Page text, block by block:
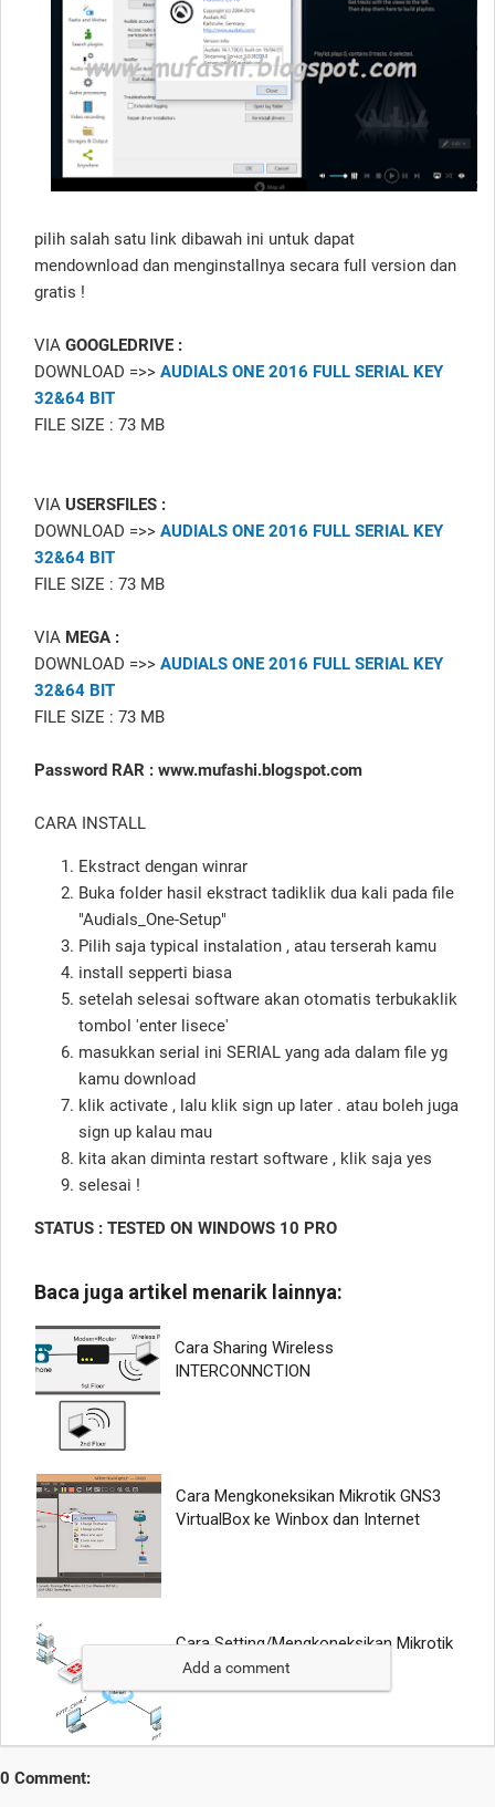
pilih salah satu link dibawah ini untuk dapat
mendownload dan menginstallnya secara full version dan
gratis !
VIA GOOGLEDRIVE :
DOWNLOAD =>> AUDIALS ONE 2016 FULL SERIAL KEY
32&64 BIT
FILE SIZE : 73 MB
VIA USERSFILES :
DOWNLOAD =>> AUDIALS ONE 2016 FULL SERIAL KEY
32&64 BIT
FILE SIZE : 73 MB
VIA MEGA :
DOWNLOAD =>> AUDIALS ONE 2016 FULL SERIAL KEY
32&64 BIT
FILE SIZE : 73 MB
Password RAR : www.mufashi.blogspot.com
CARA INSTALL
Ekstract dengan winrar
Buka folder hasil ekstract tadiklik dua kali pada file
"Audials_One-Setup"
Pilih saja typical instalation , atau terserah kamu
install sepperti biasa
setelah selesai software akan otomatis terbukaklik
tombol 'enter lisece'
masukkan serial ini SERIAL yang ada dalam file yg
kamu download
klik activate , lalu klik sign up later . atau boleh juga
sign up kalau mau
kita akan diminta restart software , klik saja yes
selesai !
STATUS : TESTED ON WINDOWS 10 PRO
Add a comment
0 Comment: